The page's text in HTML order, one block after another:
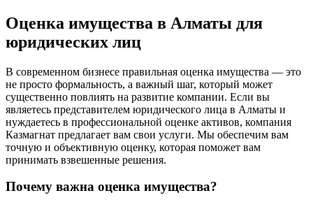
Оценка имущества в Алматы для
юридических лиц
В современном бизнесе правильная оценка имущества — это
не просто формальность, а важный шаг, который может
существенно повлиять на развитие компании. Если вы
являетесь представителем юридического лица в Алматы и
нуждаетесь в профессиональной оценке активов, компания
Казмагнат предлагает вам свои услуги. Мы обеспечим вам
точную и объективную оценку, которая поможет вам
принимать взвешенные решения.
Почему важна оценка имущества?